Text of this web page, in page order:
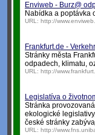
Enviweb - Burz@
Nabídka a poptávka
URL: http://
Frankfurt.de -
Stránky města
odpadech, klimatu,
URL: http://
Legislatíva o
Stránka
ekologické
české stránky
URL: http://